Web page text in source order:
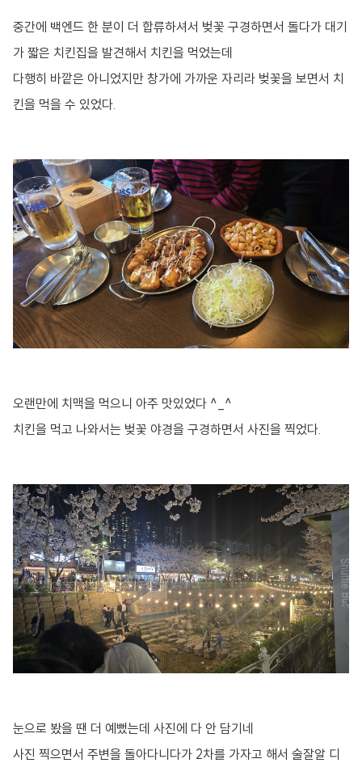
중간에 백엔드 한 분이 더 합류하셔서 벚꽃 구경하면서 돌다가 대기
가 짧은 치킨집을 발견해서 치킨을 먹었는데
다행히 바깥은 아니었지만 창가에 가까운 자리라 벚꽃을 보면서 치
킨을 먹을 수 있었다.
오랜만에 치맥을 먹으니 아주 맛있었다 ^_^
치킨을 먹고 나와서는 벚꽃 야경을 구경하면서 사진을 찍었다.
눈으로 봤을 땐 더 예뻤는데 사진에 다 안 담기네
사진 찍으면서 주변을 돌아다니다가 2차를 가자고 해서 술잘알 디